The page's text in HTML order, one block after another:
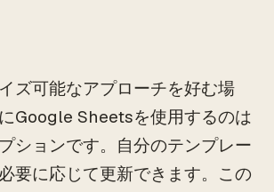
ズ可能なアプローチを好む場
Google Sheetsを使用するのは
ションです。自分のテンプレー
要に応じて更新できます。この